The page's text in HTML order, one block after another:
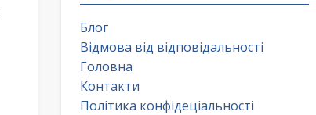
Блог
Відмова від відповідальності
Головна
Контакти
Політика конфідеціальності